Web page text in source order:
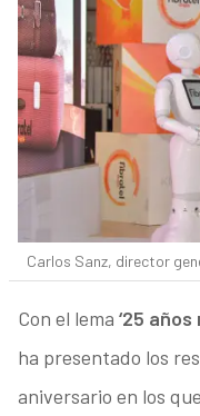
Carlos Sanz, director
Con el lema ‘25
ha presentado los
aniversario en los